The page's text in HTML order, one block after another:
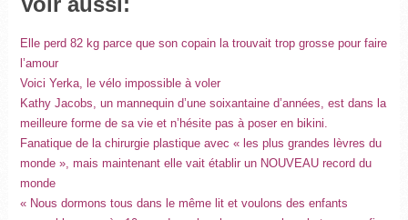
Elle perd 82 kg parce que son copain la trouvait trop grosse pour faire
l’amour
Voici Yerka, le vélo impossible à voler
Kathy Jacobs, un mannequin d’une soixantaine d’années, est dans la
meilleure forme de sa vie et n’hésite pas à poser en bikini.
Fanatique de la chirurgie plastique avec « les plus grandes lèvres du
monde », mais maintenant elle vait établir un NOUVEAU record du
monde
« Nous dormons tous dans le même lit et voulons des enfants